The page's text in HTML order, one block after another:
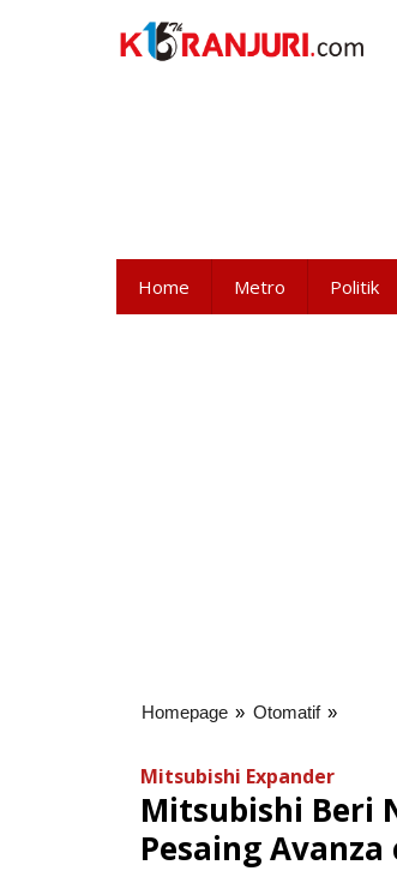
Home Metro Politik
Homepage » Otomatif »
Mitsubishi Expander
Mitsubishi Beri
Pesaing Avanza